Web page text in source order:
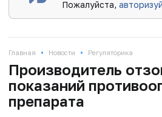
Пожалуйста,
Главная • Новости • Регуляторика
Производитель
показаний
препарата